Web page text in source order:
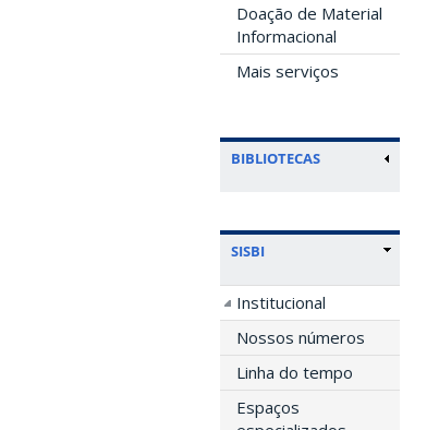
Doação de Material
Informacional
Mais serviços
BIBLIOTECAS
SISBI
Institucional
Nossos números
Linha do tempo
Espaços